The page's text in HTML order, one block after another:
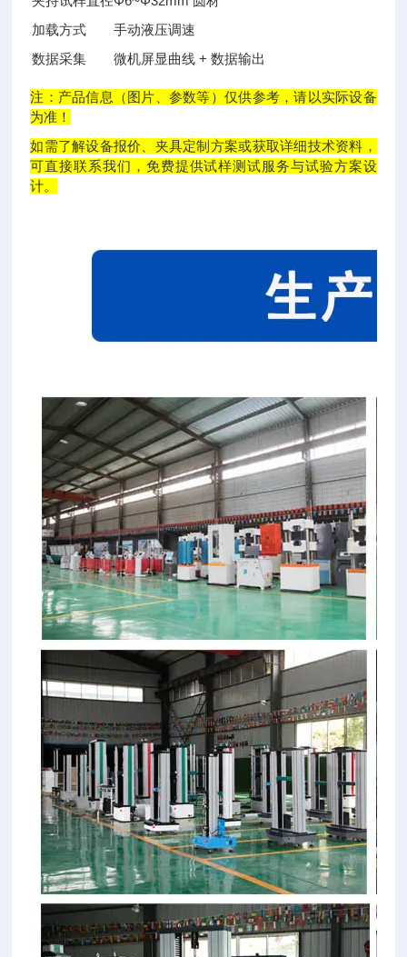
加载方式
手动液压调速
数据采集
微机屏显曲线 + 数据输出
注：产品信息（图片、参数等）仅供参考，请以实际设备
为准！
如需了解设备报价、夹具定制方案或获取详细技术资料，
可直接联系我们，免费提供试样测试服务与试验方案设
计。